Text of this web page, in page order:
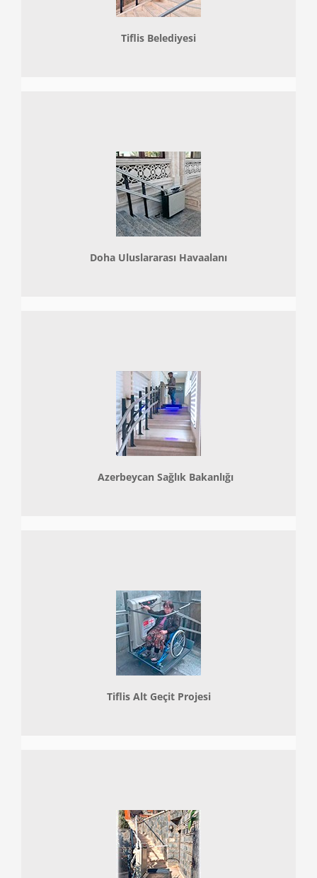
Tiflis Belediyesi
Doha Uluslararası Havaalanı
Azerbeycan Sağlık Bakanlığı
Tiflis Alt Geçit Projesi